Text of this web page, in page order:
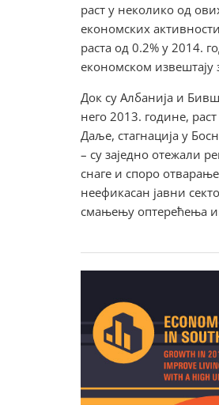
раст у неколико од
економских
раста од 0.2% у 2014.
економском извештају
Док су Албанија и
него 2013. године,
Даље, стагнација у
– су заједно отежали
снаге и споро
неефикасан јавни
смањењу оптерећења